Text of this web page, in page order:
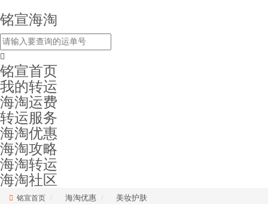
铭宣海淘
铭宣首页
我的转运
海淘运费
转运服务
海淘优惠
海淘攻略
海淘转运
海淘社区
铭宣首页 海淘优惠
美妆护肤